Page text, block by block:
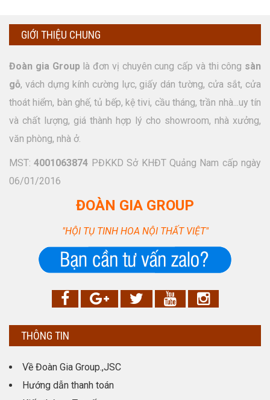
GIỚI THIỆU CHUNG
Đoàn gia Group là đơn vị chuyên cung cấp và thi công sàn
gỗ, vách dựng kính cường lực, giấy dán tường, cửa sắt, cửa
thoát hiểm, bàn ghế, tủ bếp, kệ tivi, cầu tháng, trần nhà...uy tín
và chất lượng, giá thành hợp lý cho showroom, nhà xưởng,
văn phòng, nhà ở.
MST:4001063874 PĐKKD Sở KHĐT Quảng Nam cấp ngày
06/01/2016
ĐOÀN GIA GROUP
"HỘI TỤ TINH HOA NỘI THẤT VIỆT"
THÔNG TIN
Về Đoàn Gia Group.,JSC
Hướng dẫn thanh toán